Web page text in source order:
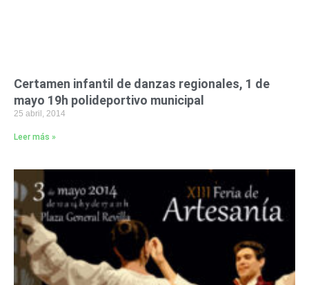
Certamen infantil de danzas regionales, 1 de
mayo 19h polideportivo municipal
25 abril, 2014
Leer más »